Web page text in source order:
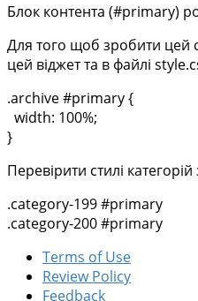
Блок контента (#primary)
Для того щоб зробити цей
цей віджет та в файлі
.archive #primary {
width: 100%;
}
Перевірити стилі
.category-199 #primary
.category-200 #primary
Terms of Use
Review Policy
Feedback